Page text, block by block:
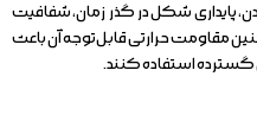
شکل در گذر زمان، شفافیت
مقاومت حرارتی قابل‌توجه آن باعث
استفاده کنند.